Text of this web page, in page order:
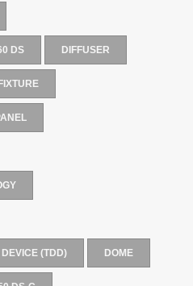
DS DIFFUSER
(TDD) DOME